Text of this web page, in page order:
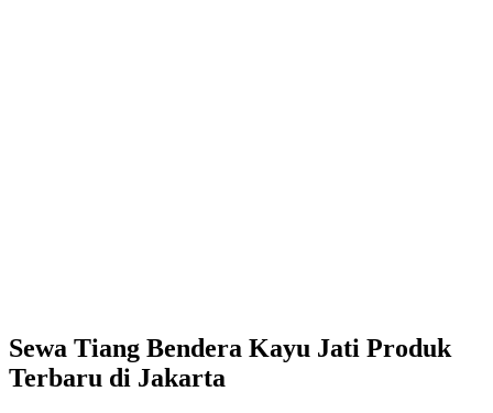
Sewa Tiang Bendera Kayu Jati Produk
Terbaru di Jakarta